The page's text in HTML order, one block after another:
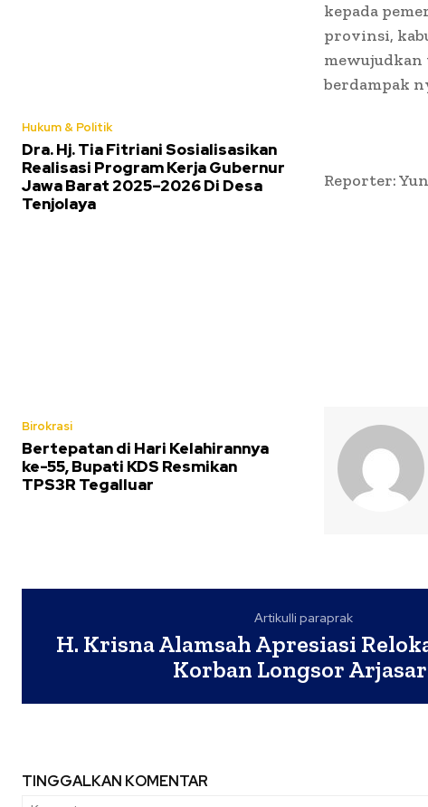
Hukum & Politik
Dra. Hj. Tia Fitriani Sosialisasikan
Realisasi Program Kerja Gubernur
Jawa Barat 2025–2026 Di Desa
Tenjolaya
Birokrasi
Bertepatan di Hari Kelahirannya
ke-55, Bupati KDS Resmikan
TPS3R Tegalluar
kepada
provinsi,
berdampak
Reporter:
Artikulli paraprak
H. Krisna Alamsah Apresiasi
Korban Longsor
TINGGALKAN KOMENTAR